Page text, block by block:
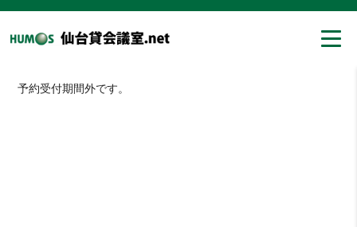
予約受付期間外です。